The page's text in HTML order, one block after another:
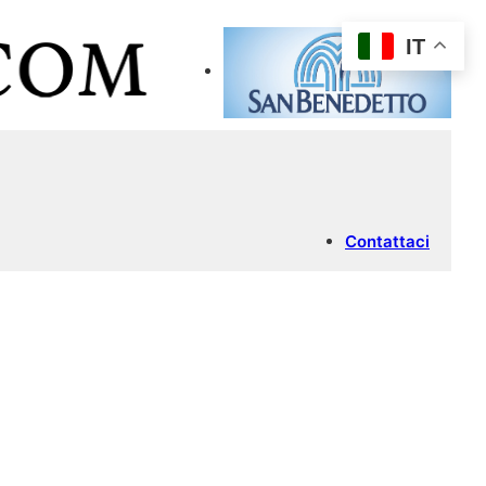
Contattaci
IT